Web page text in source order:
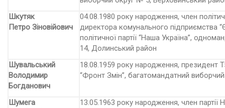
Шкутяк
Петро Зіновійович
04.08.1980 року народження, член
директора комунального підприємства
політичної партії “Наша Україна”,
14, Долинський район
Шувальський
Володимир
Богданович
18.08.1959 року народження, президент
“Фронт Змін”, багатомандатний
Шумега
13.05.1963 року народження, член партії